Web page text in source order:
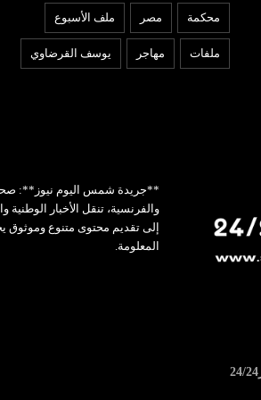
محكمة مصر ملف الأسبوع
ملفات مهاجر يوسف القرضاوي
شمس اليوم نيوز 24
09 أغسطس
المطالب الإيرانية تُجهض آمال
الفرج القريب في مضيق هرمز
**جريدة شمس اليوم نيوز**:
والفرنسية، تنقل الأخبار
إلى تقديم محتوى متنوع وموثوق
المعلومة.